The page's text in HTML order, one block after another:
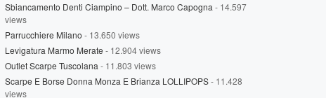
Sbiancamento Denti Ciampino – Dott. Marco Capogna - 14.597
views
Parrucchiere Milano - 13.650 views
Levigatura Marmo Merate - 12.904 views
Outlet Scarpe Tuscolana - 11.803 views
Scarpe E Borse Donna Monza E Brianza LOLLIPOPS- 11.428
views